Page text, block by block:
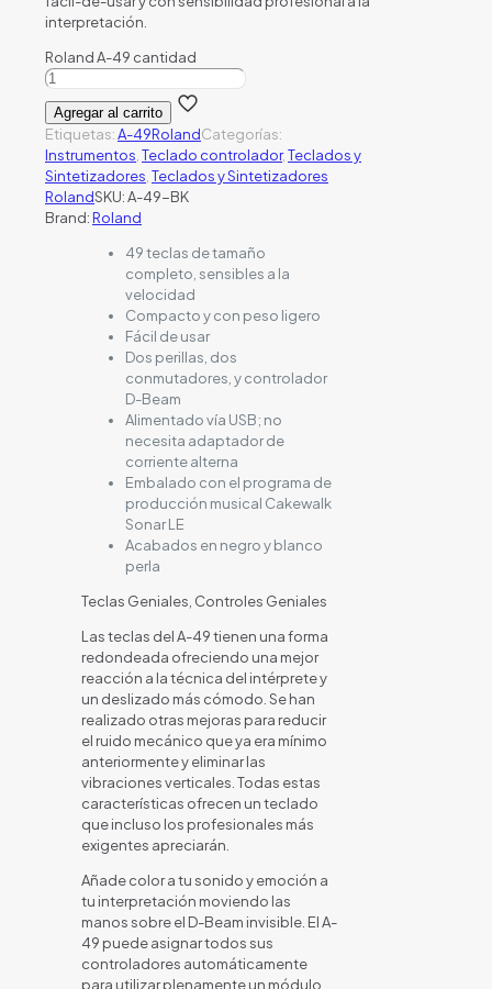
interpretación.
Roland A-49 cantidad
Agregar al carrito
Etiquetas:A-49RolandCategorías:
Instrumentos,Teclado controlador,Teclados y
Sintetizadores,Teclados y Sintetizadores
RolandSKU:A-49-BK
Brand:Roland
49 teclas de tamaño
completo, sensibles a la
velocidad
Compacto y con peso ligero
Fácil de usar
Dos perillas, dos
conmutadores, y controlador
D-Beam
Alimentado vía USB; no
necesita adaptador de
corriente alterna
Embalado con el programa de
producción musical Cakewalk
Sonar LE
Acabados en negro y blanco
perla
Teclas Geniales, Controles Geniales
Las teclas del A-49 tienen una forma
redondeada ofreciendo una mejor
reacción a la técnica del intérprete y
un deslizado más cómodo. Se han
realizado otras mejoras para reducir
el ruido mecánico que ya era mínimo
anteriormente y eliminar las
vibraciones verticales. Todas estas
características ofrecen un teclado
que incluso los profesionales más
exigentes apreciarán.
Añade color a tu sonido y emoción a
tu interpretación moviendo las
manos sobre el D-Beam invisible. El A-
49 puede asignar todos sus
controladores automáticamente
para utilizar plenamente un módulo